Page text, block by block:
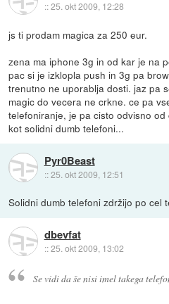
::25. okt 2009, 12:28
js ti prodam magica za 250 eur.
zena ma iphone 3g in od kar je na
pac si je izklopla push in 3g pa
trenutno ne uporablja dosti. jaz pa
magic do vecera ne crkne. ce pa
telefoniranje, je pa cisto odvisno
kot solidni dumb telefoni...
Pyr0Beast
::25. okt 2009, 12:51
Solidni dumb telefoni zdržijo po cel
dbevfat
::25. okt 2009, 13:02
Se vidi da še nisi imel takega